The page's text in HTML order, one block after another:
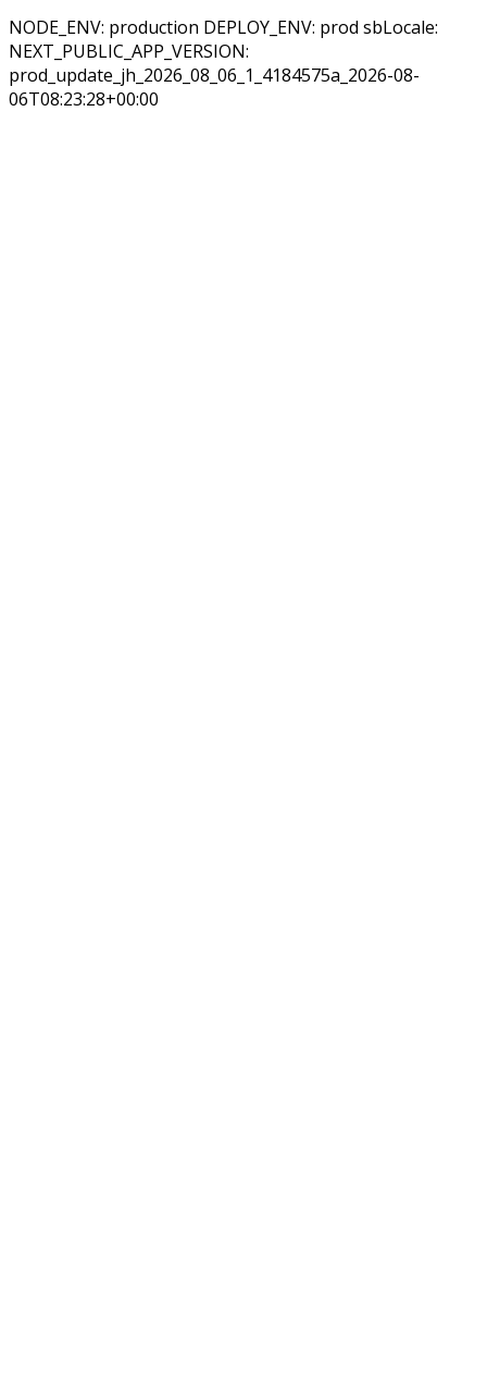
NODE_ENV: production DEPLOY_ENV: prod sbLocale:
NEXT_PUBLIC_APP_VERSION:
prod_update_jh_2026_08_06_1_4184575a_2026-08-
06T08:23:28+00:00